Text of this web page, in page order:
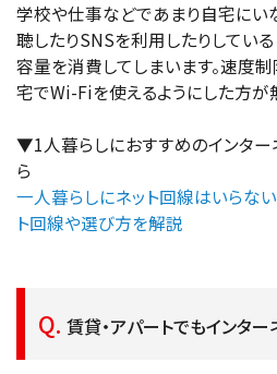
学校や仕事などであまり自宅にい
聴したりSNSを利用したりしている
容量を消費してしまいます。速度
宅でWi-Fiを使えるようにした方が
▼1人暮らしにおすすめのインター
ら
一人暮らしにネット回線はいらな
ト回線や選び方を解説
賃貸・アパートでもインター